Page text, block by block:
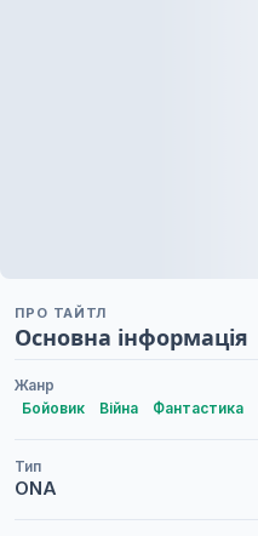
ПРО ТАЙТЛ
Основна інформація
Жанр
Бойовик
Війна Фантастика
Тип
ONA